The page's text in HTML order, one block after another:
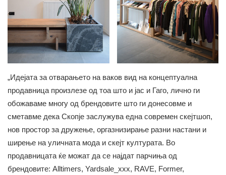
„Идејата за отварањето на ваков вид на концептуална
продавница произлезе од тоа што и јас и Гаго, лично ги
обожаваме многу од брендовите што ги донесовме и
сметавме дека Скопје заслужува една современ скејтшоп,
нов простор за дружење, оргазнизирање разни настани и
ширење на уличната мода и скејт културата. Во
продавницата ќе можат да се најдат парчиња од
брендовите: Alltimers, Yardsale_xxx, RAVE, Former,